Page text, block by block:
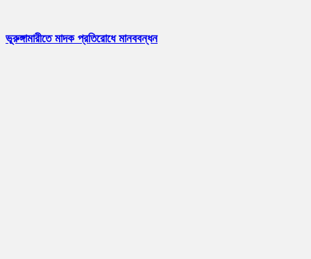
ভূরুঙ্গামারীতে মাদক প্রতিরোধে মানববন্ধন